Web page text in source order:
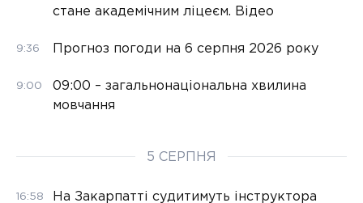
стане академічним ліцеєм. Відео
9:36 Прогноз погоди на 6 серпня 2026 року
9:00
09:00 – загальнонаціональна хвилина
мовчання
5 СЕРПНЯ
16:58 На Закарпатті судитимуть інструктора